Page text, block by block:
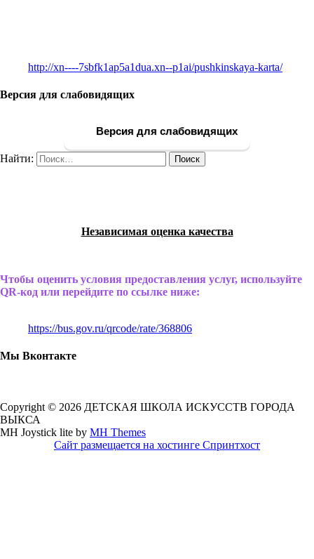
http://xn----7sbfk1ap5a1dua.xn--p1ai/pushkinskaya-karta/
Версия для слабовидящих
Версия для слабовидящих
Найти:
Независимая оценка качества
Чтобы оценить условия предоставления услуг, используйте
QR-код или перейдите по ссылке ниже:
https://bus.gov.ru/qrcode/rate/368806
Мы Вконтакте
Copyright © 2026 ДЕТСКАЯ ШКОЛА ИСКУССТВ ГОРОДА
ВЫКСА
MH Joystick lite by MH Themes
Сайт размещается на хостинге Спринтхост